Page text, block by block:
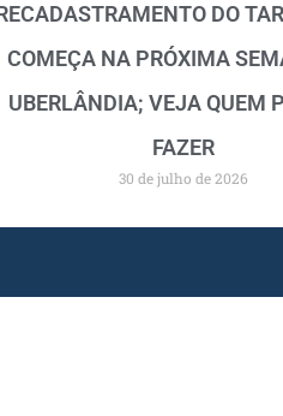
DO
COMEÇA NA PRÓXIMA
UBERLÂNDIA; VEJA QUEM
FAZER
30 de julho de 2026